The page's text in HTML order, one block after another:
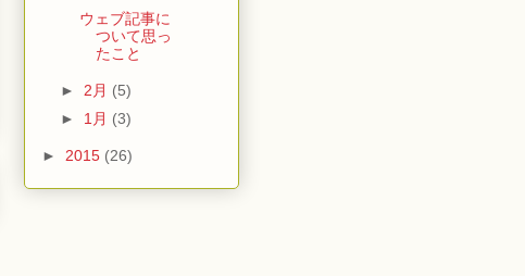
ウェブ記事に
ついて思っ
たこと
► 2月 (5)
► 1月 (3)
► 2015 (26)